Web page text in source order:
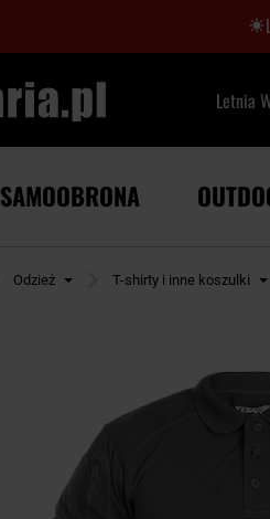
Letnia
SAMOOBRONA
Odzież T-shirty i inne koszulki